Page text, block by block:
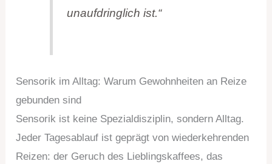
unaufdringlich ist.“
Sensorik im Alltag: Warum Gewohnheiten an Reize
gebunden sind
Sensorik ist keine Spezialdisziplin, sondern Alltag.
Jeder Tagesablauf ist geprägt von wiederkehrenden
Reizen: der Geruch des Lieblingskaffees, das